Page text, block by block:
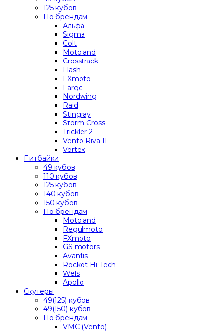
125 кубов
По брендам
Альфа
Sigma
Colt
Motoland
Crosstrack
Flash
FXmoto
Largo
Nordwing
Raid
Stingray
Storm Cross
Trickler 2
Vento Riva II
Vortex
Питбайки
49 кубов
110 кубов
125 кубов
140 кубов
150 кубов
По брендам
Motoland
Regulmoto
FXmoto
GS motors
Avantis
Rockot Hi-Tech
Wels
Apollo
Скутеры
49(125) кубов
49(150) кубов
По брендам
VMC (Vento)